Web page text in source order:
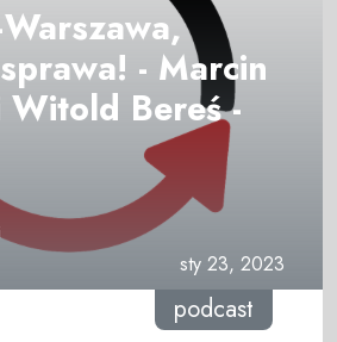
- Marcin
Bereś -
sty 23, 2023
podcast